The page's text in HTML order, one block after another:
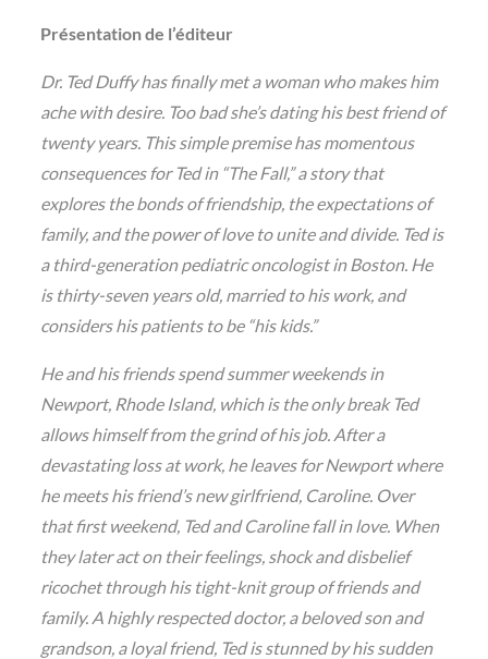
Présentation de l’éditeur
Dr. Ted Duffy has finally met a woman who makes him
ache with desire. Too bad she’s dating his best friend of
twenty years. This simple premise has momentous
consequences for Ted in “The Fall,” a story that
explores the bonds of friendship, the expectations of
family, and the power of love to unite and divide. Ted is
a third-generation pediatric oncologist in Boston. He
is thirty-seven years old, married to his work, and
considers his patients to be “his kids.”
He and his friends spend summer weekends in
Newport, Rhode Island, which is the only break Ted
allows himself from the grind of his job. After a
devastating loss at work, he leaves for Newport where
he meets his friend’s new girlfriend, Caroline. Over
that first weekend, Ted and Caroline fall in love. When
they later act on their feelings, shock and disbelief
ricochet through his tight-knit group of friends and
family. A highly respected doctor, a beloved son and
grandson, a loyal friend, Ted is stunned by his sudden